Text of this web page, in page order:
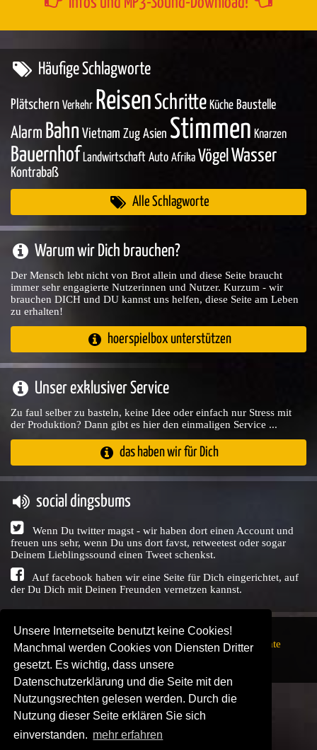
Unsere Internetseite benutzt keine Cookies!
Manchmal werden Cookies von Diensten Dritter
gesetzt. Es wichtig, dass unsere
Datenschutzerklärung und die Seite mit den
Nutzungsrechten gelesen werden. Durch die
Nutzung dieser Seite erklären Sie sich
einverstanden. mehr erfahren
Häufige Schlagworte
Plätschern Verkehr ReisenSchritte Küche Baustelle
Alarm Bahn Vietnam Zug Asien Stimmen Knarzen
Bauernhof Landwirtschaft Auto Afrika Vögel Wasser
Kontrabaß
Alle Schlagworte
Warum wir Dich brauchen?
Der Mensch lebt nicht von Brot allein und diese Seite braucht
immer sehr engagierte Nutzerinnen und Nutzer. Kurzum - wir
brauchen DICH und DU kannst uns helfen, diese Seite am Leben
zu erhalten!
hoerspielbox unterstützen
Unser exklusiver Service
Zu faul selber zu basteln, keine Idee oder einfach nur Stress mit
der Produktion? Dann gibt es hier den einmaligen Service ...
das haben wir für Dich
social dingsbums
Wenn Du twitter magst - wir haben dort einen Account und
freuen uns sehr, wenn Du uns dort favst, retweetest oder sogar
Deinem Lieblingssound einen Tweet schenkst.
Auf facebook haben wir eine Seite für Dich eingerichtet, auf
der Du Dich mit Deinen Freunden vernetzen kannst.
Copyright © Audio Union GbR, 1999 - 2026,Nutzungsrechte
SENDEPLATZ ↗